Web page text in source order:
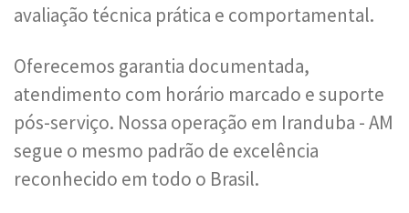
avaliação técnica prática e comportamental.
Oferecemos garantia documentada,
atendimento com horário marcado e suporte
pós-serviço. Nossa operação em Iranduba - AM
segue o mesmo padrão de excelência
reconhecido em todo o Brasil.